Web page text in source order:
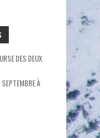
DES DEUX
SEPTEMBRE À